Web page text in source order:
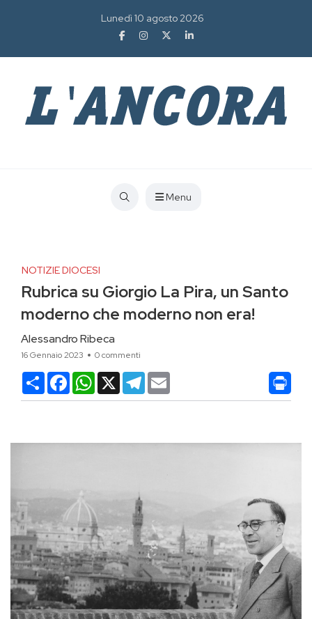
Lunedì 10 agosto 2026
Menu
NOTIZIE DIOCESI
Rubrica su Giorgio La Pira, un Santo
moderno che moderno non era!
Alessandro Ribeca
16 Gennaio 2023 0 commenti
CondividiFacebookWhatsApp
X Telegram